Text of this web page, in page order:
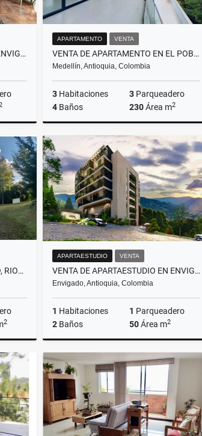
VENTA DE HERMOSA CASA EN ENVIGADO, SECTOR LOMA LOS BENEDICTINOS
Venta
APARTAMENTO VENTA
VENTA DE APARTAMENTO EN EL POBLADO, SECTOR EL TESORO
Medellín, Antioquia, Colombia
3 Habitaciones 3 Parqueadero
4 Baños 230Área m2
Venta
$1.850.000.000
VENTA DE LOTE EN EL TABLAZO, RIONEGRO
2
Venta
APARTAESTUDIO VENTA
VENTA DE APARTAESTUDIO EN ENVIGADO, SECTOR EL ESCOBERO - AIRBNB
Envigado, Antioquia, Colombia
1 Habitaciones 1 Parqueadero
2 Baños 50Área m2
Venta
$600.000.000